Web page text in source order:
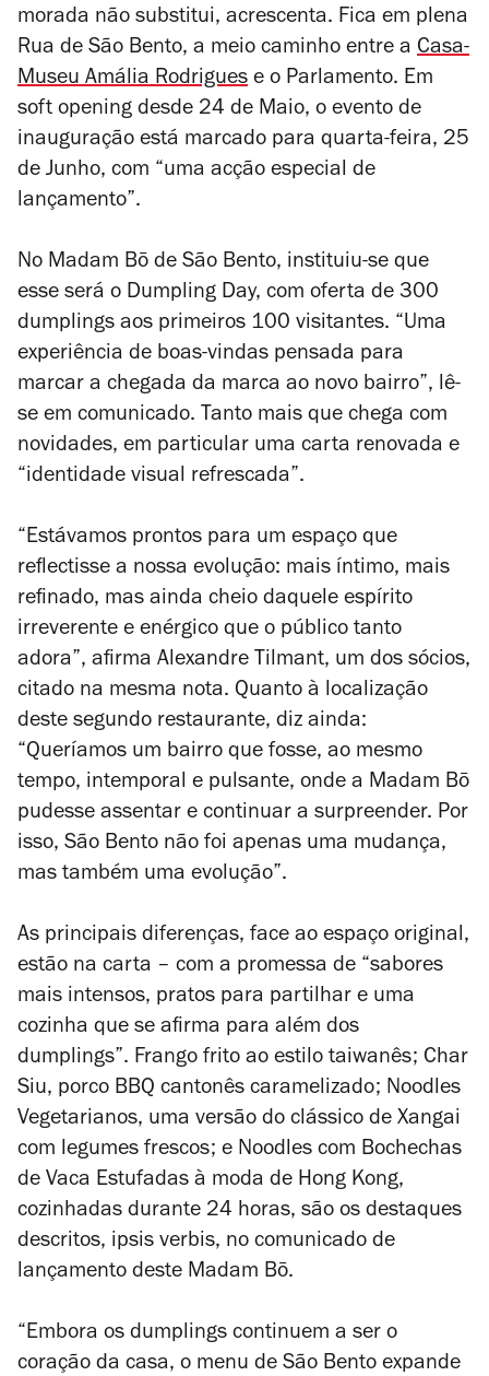
morada não substitui, acrescenta. Fica em plena
Rua de São Bento, a meio caminho entre a Casa-
Museu Amália Rodrigues e o Parlamento. Em
soft opening desde 24 de Maio, o evento de
inauguração está marcado para quarta-feira, 25
de Junho, com “uma acção especial de
lançamento”.
No Madam Bō de São Bento, instituiu-se que
esse será o Dumpling Day, com oferta de 300
dumplings aos primeiros 100 visitantes. “Uma
experiência de boas-vindas pensada para
marcar a chegada da marca ao novo bairro”, lê-
se em comunicado. Tanto mais que chega com
novidades, em particular uma carta renovada e
“identidade visual refrescada”.
“Estávamos prontos para um espaço que
reflectisse a nossa evolução: mais íntimo, mais
refinado, mas ainda cheio daquele espírito
irreverente e enérgico que o público tanto
adora”, afirma Alexandre Tilmant, um dos sócios,
citado na mesma nota. Quanto à localização
deste segundo restaurante, diz ainda:
“Queríamos um bairro que fosse, ao mesmo
tempo, intemporal e pulsante, onde a Madam Bō
pudesse assentar e continuar a surpreender. Por
isso, São Bento não foi apenas uma mudança,
mas também uma evolução”.
As principais diferenças, face ao espaço original,
estão na carta – com a promessa de “sabores
mais intensos, pratos para partilhar e uma
cozinha que se afirma para além dos
dumplings”. Frango frito ao estilo taiwanês; Char
Siu, porco BBQ cantonês caramelizado; Noodles
Vegetarianos, uma versão do clássico de Xangai
com legumes frescos; e Noodles com Bochechas
de Vaca Estufadas à moda de Hong Kong,
cozinhadas durante 24 horas, são os destaques
descritos, ipsis verbis, no comunicado de
lançamento deste Madam Bō.
“Embora os dumplings continuem a ser o
coração da casa, o menu de São Bento expande